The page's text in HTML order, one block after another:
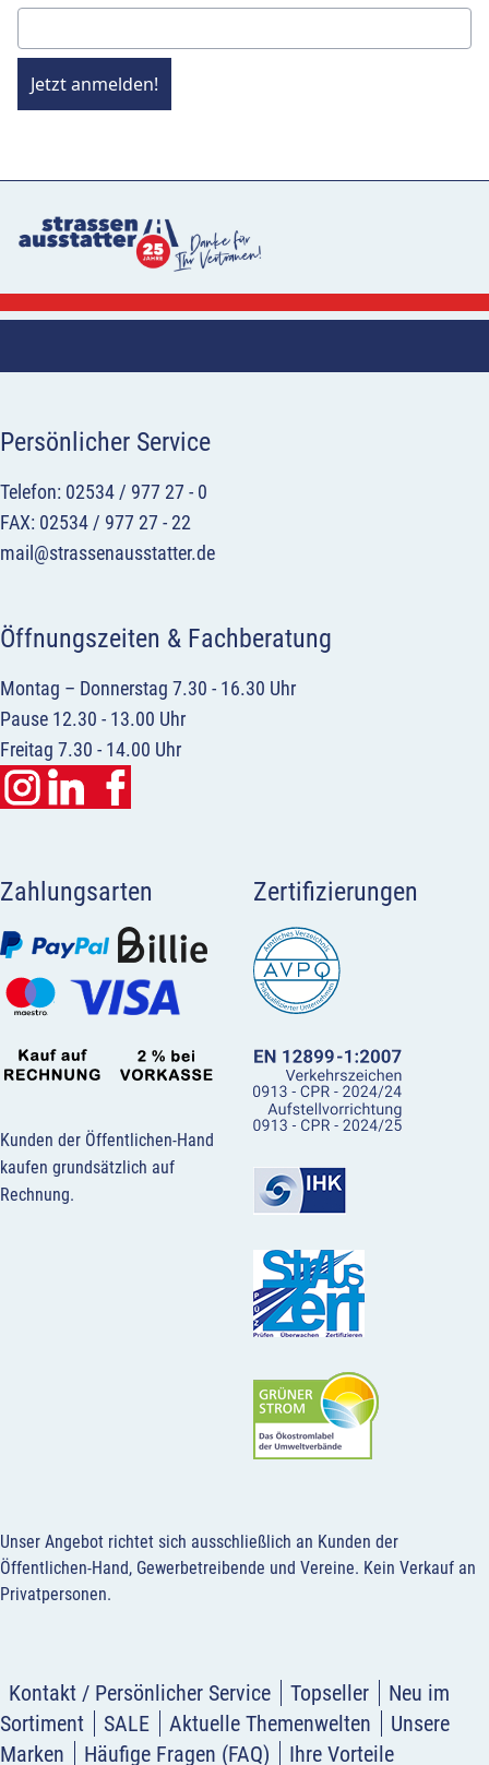
Jetzt anmelden!
Persönlicher Service
Telefon: 02534 / 977 27 - 0
FAX: 02534 / 977 27 - 22
mail@strassenausstatter.de
Öffnungszeiten & Fachberatung
Montag – Donnerstag 7.30 - 16.30 Uhr
Pause 12.30 - 13.00 Uhr
Freitag 7.30 - 14.00 Uhr
Zahlungsarten
Kunden der Öffentlichen-Hand
kaufen grundsätzlich auf
Rechnung.
Zertifizierungen
Unser Angebot richtet sich ausschließlich an Kunden der
Öffentlichen-Hand, Gewerbetreibende und Vereine. Kein Verkauf an
Privatpersonen.
Kontakt / Persönlicher Service Topseller
Neu im
Sortiment
SALE Aktuelle Themenwelten
Unsere
Marken
Häufige Fragen (FAQ) Ihre Vorteile